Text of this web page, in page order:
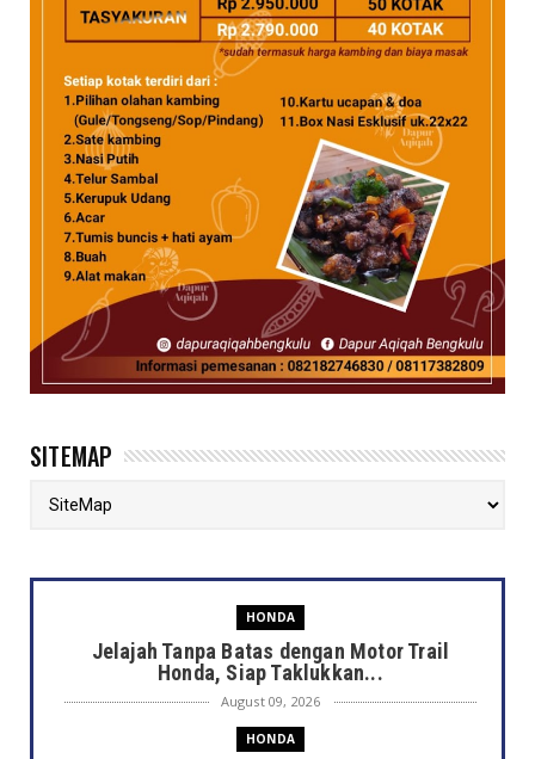
SITEMAP
HONDA
Jelajah Tanpa Batas dengan Motor Trail
Honda, Siap Taklukkan...
August 09, 2026
HONDA